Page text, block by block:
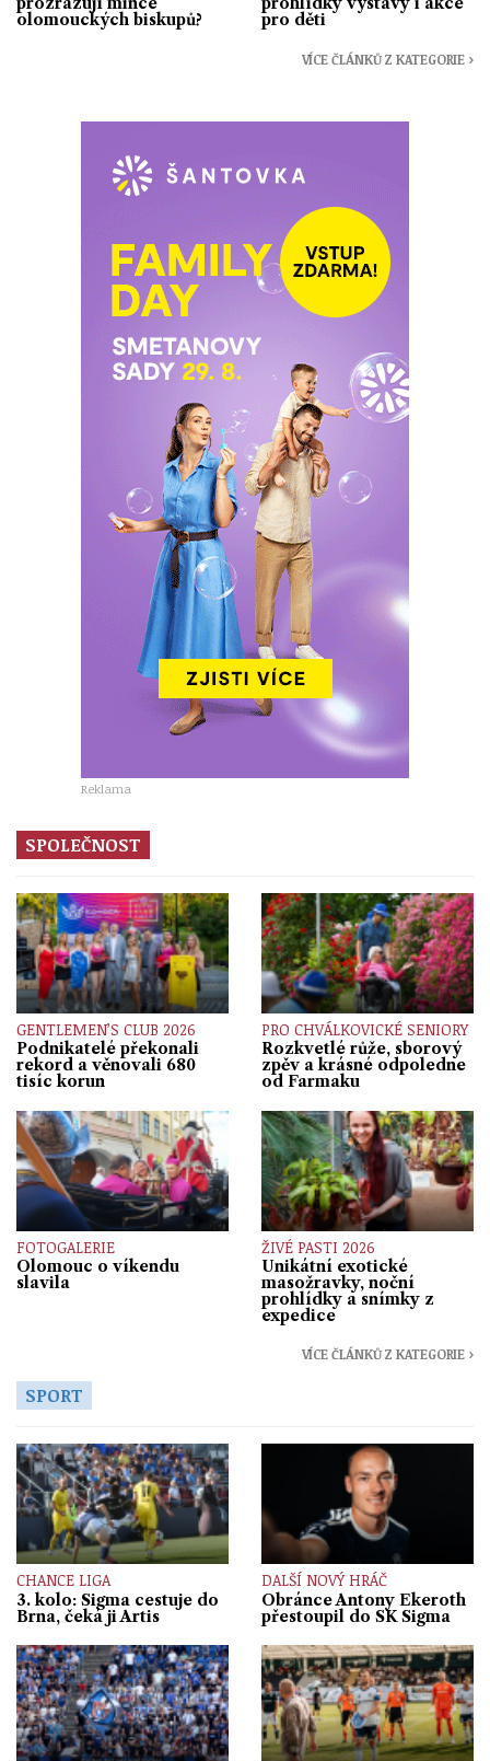
olomouckých biskupů?
pro děti
VÍCE ČLÁNKŮ Z KATEGORIE ›
Reklama
SPOLEČNOST
GENTLEMEN’S CLUB 2026
Podnikatelé překonali
rekord a věnovali 680
tisíc korun
PRO CHVÁLKOVICKÉ SENIORY
Rozkvetlé růže, sborový
zpěv a krásné odpoledne
od Farmaku
FOTOGALERIE
Olomouc o víkendu
slavila
ŽIVÉ PASTI 2026
Unikátní exotické
masožravky, noční
prohlídky a snímky z
expedice
VÍCE ČLÁNKŮ Z KATEGORIE ›
SPORT
CHANCE LIGA
3. kolo: Sigma cestuje do
Brna, čeká ji Artis
DALŠÍ NOVÝ HRÁČ
Obránce Antony Ekeroth
přestoupil do SK Sigma